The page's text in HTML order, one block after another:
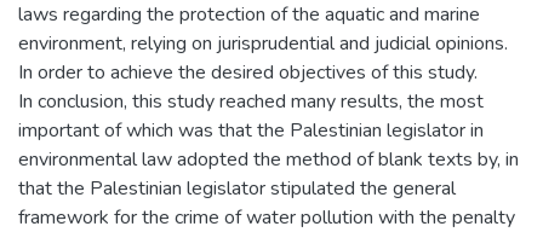
laws regarding the protection of the aquatic and marine
environment, relying on jurisprudential and judicial opinions.
In order to achieve the desired objectives of this study.
In conclusion, this study reached many results, the most
important of which was that the Palestinian legislator in
environmental law adopted the method of blank texts by, in
that the Palestinian legislator stipulated the general
framework for the crime of water pollution with the penalty